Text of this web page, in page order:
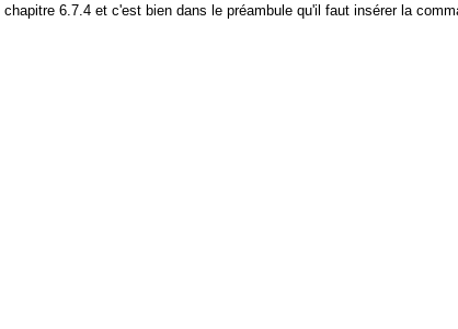
6.7.4 et c'est bien dans le préambule qu'il faut insérer la